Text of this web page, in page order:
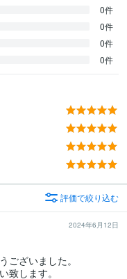
0件
0件
0件
0件
評価で絞り込む
2024年6月12日
ございました。
致します。